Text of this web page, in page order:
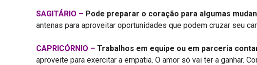
SAGITÁRIO – Pode preparar o coração para algumas
antenas para aproveitar oportunidades que podem cruzar seu
CAPRICÓRNIO – Trabalhos em equipe ou em parceria
aproveite para exercitar a empatia. O amor só vai ter a ganhar.